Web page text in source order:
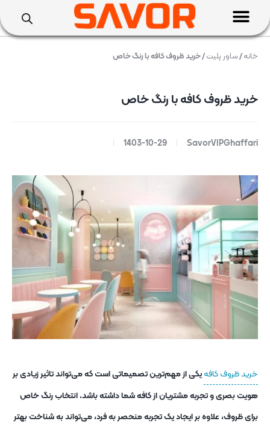
خانه/ساور پلیت/ خرید ظروف کافه با رنگ خاص
خرید ظروف کافه با رنگ خاص
SavorVIPGhaffari
1403-10-29
خرید ظروف کافهیکی از مهم‌ترین تصمیماتی است که می‌تواند تاثیر زیادی بر
هویت بصری و تجربه مشتریان از کافه شما داشته باشد. انتخاب رنگ خاص
برای ظروف، علاوه بر ایجاد یک تجربه منحصر به فرد، می‌تواند به شناخت بهتر